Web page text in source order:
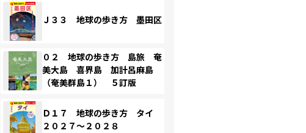
Ｊ３３ 地球の歩き方 墨田区
０２ 地球の歩き方 島旅 奄
美大島 喜界島 加計呂麻島
（奄美群島１） ５訂版
Ｄ１７ 地球の歩き方 タイ
２０２７～２０２８